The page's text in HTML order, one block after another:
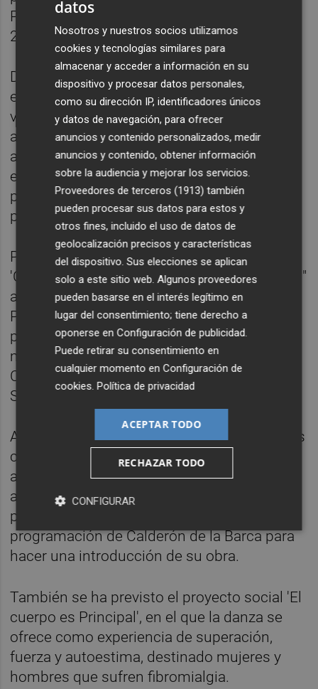
Principal de València durante la temporada
24-25.
Del mismo modo, se creará un 'Grup Jove'
en colaboración con las universidades
valencianas con el objetivo de sumar las
artes escénicas al menú de ocio del
alumnado e incentivar la escritura crítica
escénica proporcionándoles herramientas
para la valoración y descripción de
propuestas escénicas.
Por otra parte, continúan las charlas
'Confidències amb', encuentros "distendidos"
abiertos al público en el vestíbulo del Teatro
Principal con personas relevantes del
panorama escénico. Esta temporada se
mantendrán conversaciones con Javier
Cámara, José Sanchis Sinisterra, Clara
Sanchis y Pablo Rivero y Luis Bermejo.
Asimismo, se realizarán funciones matinales
con coloquios post función con los equipos
artísticos de las creaciones programadas,
así como un encuentro formativo, 'Calderón
pròxim', abierto al público antes del ciclo de
programación de Calderón de la Barca para
hacer una introducción de su obra.
También se ha previsto el proyecto social 'El
cuerpo es Principal', en el que la danza se
ofrece como experiencia de superación,
fuerza y autoestima, destinado mujeres y
hombres que sufren fibromialgia.
datos
Nosotros y nuestros socios utilizamos
cookies y tecnologías similares para
almacenar y acceder a información en su
dispositivo y procesar datos personales,
como su dirección IP, identificadores únicos
y datos de navegación, para ofrecer
anuncios y contenido personalizados, medir
anuncios y contenido, obtener información
sobre la audiencia y mejorar los servicios.
Proveedores de terceros (1913) también
pueden procesar sus datos para estos y
otros fines, incluido el uso de datos de
geolocalización precisos y características
del dispositivo. Sus elecciones se aplican
solo a este sitio web. Algunos proveedores
pueden basarse en el interés legítimo en
lugar del consentimiento; tiene derecho a
oponerse enConfiguración de publicidad
Puede retirar su consentimiento en
cualquier momento enConfiguración de
cookies .Política de privacidad
ACEPTAR TODO
RECHAZAR TODO
CONFIGURAR